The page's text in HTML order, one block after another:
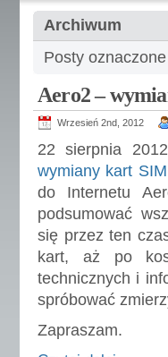
Archiwum
Posty oznaczone
Aero2 –
Wrzesień 2nd, 2012
22 sierpnia 2012
wymiany kart SIM
do Internetu
podsumować
się przez ten
kart, aż po
technicznych i
spróbować
Zapraszam.